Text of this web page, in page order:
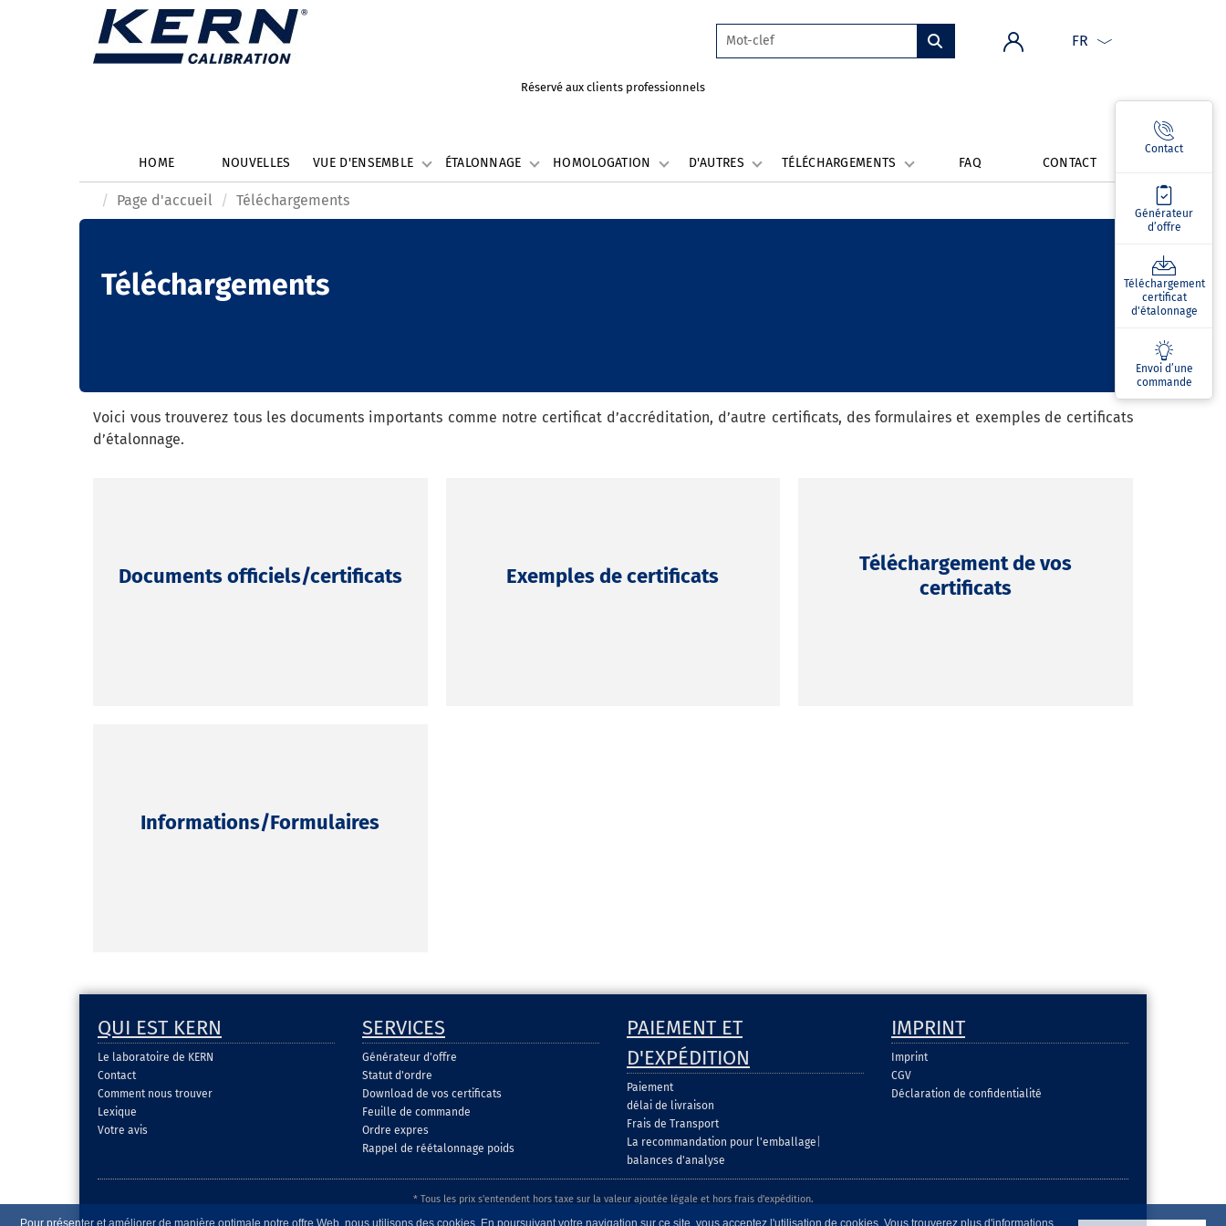
FR
Réservé aux clients professionnels
Contact
Générateur
d’offre
Téléchargement
certificat
d'étalonnage
Envoi d’une
commande
HOME NOUVELLES VUE D'ENSEMBLE ÉTALONNAGE HOMOLOGATION D'AUTRES TÉLÉCHARGEMENTS FAQ CONTACT
Page d'accueil Téléchargements
Téléchargements
Voici vous trouverez tous les documents importants comme notre certificat d’accréditation, d’autre certificats, des formulaires et exemples de certificats
d’étalonnage.
Documents officiels/certificats Exemples de certificats
Téléchargement de vos
certificats
Informations/Formulaires
QUI EST KERN
Le laboratoire de KERN
Contact
Comment nous trouver
Lexique
Votre avis
SERVICES
Générateur d'offre
Statut d'ordre
Download de vos certificats
Feuille de commande
Ordre expres
Rappel de réétalonnage poids
PAIEMENT ET
D'EXPÉDITION
Paiement
délai de livraison
Frais de Transport
La recommandation pour l'emballage
balances d'analyse
IMPRINT
Imprint
CGV
Déclaration de confidentialité
* Tous les prix s'entendent hors taxe sur la valeur ajoutée légale et hors frais d'expédition.